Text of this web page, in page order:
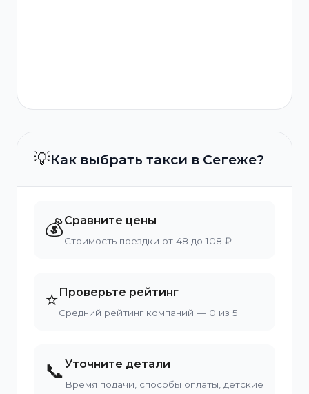
💡Как выбрать такси в Сегеже?
💰Сравните цены
Стоимость поездки от 48 до 108 ₽
⭐Проверьте рейтинг
Средний рейтинг компаний — 0 из 5
📞Уточните детали
Время подачи, способы оплаты, детские